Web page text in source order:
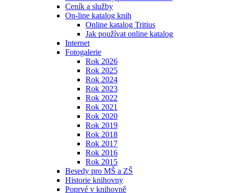
Ceník a služby
On-line katalog knih
Online katalog Tritius
Jak používat online katalog
Internet
Fotogalerie
Rok 2026
Rok 2025
Rok 2024
Rok 2023
Rok 2022
Rok 2021
Rok 2020
Rok 2019
Rok 2018
Rok 2017
Rok 2016
Rok 2015
Besedy pro MŠ a ZŠ
Historie knihovny
Poprvé v knihovně